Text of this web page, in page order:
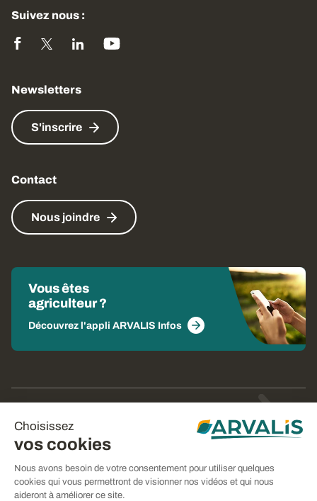
Choisissez
vos cookies
Nous avons besoin de votre consentement pour utiliser quelques
cookies qui vous permettront de visionner nos vidéos et qui nous
aideront à améliorer ce site.
Suivez nous :
Newsletters
S'inscrire
Contact
Nous joindre
Vous êtes
agriculteur ?
Découvrez l'appli ARVALIS Infos
Gestion des cookies
CGV